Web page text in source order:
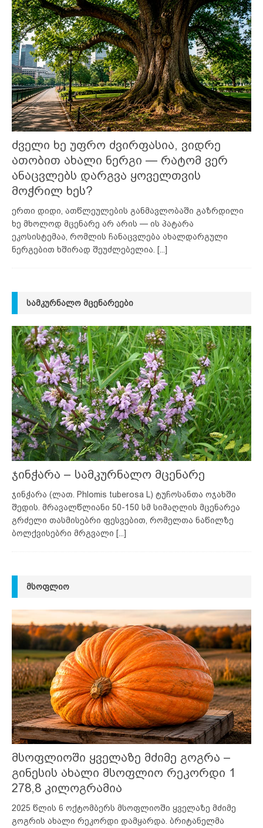
ძველი ხე უფრო ძვირფასია, ვიდრე
ათობით ახალი ნერგი — რატომ ვერ
ანაცვლებს დარგვა ყოველთვის
მოჭრილ ხეს?
ერთი დიდი, ათწლეულების განმავლობაში გაზრდილი
ხე მხოლოდ მცენარე არ არის — ის პატარა
ეკოსისტემაა, რომლის ჩანაცვლება ახალდარგული
ნერგებით ხშირად შეუძლებელია. [...]
ᲡᲐᲛᲙᲣᲠᲜᲐᲚᲝ ᲛᲪᲔᲜᲐᲠᲔᲔᲑᲘ
ჯინჭარა – სამკურნალო მცენარე
ჯინჭარა (ლათ. Phlomis tuberosa L) ტუჩოსანთა ოჯახში
შედის. მრავალწლიანი 50-150 სმ სიმაღლის მცენარეა
გრძელი თასმისებრი ფესვებით, რომელთა ნაწილზე
ბოლქვისებრი მრგვალი [...]
ᲛᲡᲝᲤᲚᲘᲝ
მსოფლიოში ყველაზე მძიმე გოგრა –
გინესის ახალი მსოფლიო რეკორდი 1
278,8 კილოგრამია
2025 წლის 6 ოქტომბერს მსოფლიოში ყველაზე მძიმე
გოგრის ახალი რეკორდი დამყარდა. ბრიტანელმა